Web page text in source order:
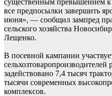
существенным превышением к
все предпосылки завершить
июня», — сообщил зампред
сельского хозяйства
Лещенко.
В посевной кампании
задействовано 7,4 тысяч
тысячи современных
комплексов.